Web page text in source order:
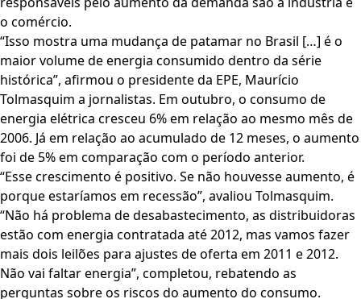
o comércio.
“Isso mostra uma mudança de patamar no Brasil […] é o
maior volume de energia consumido dentro da série
histórica”, afirmou o presidente da EPE, Maurício
Tolmasquim a jornalistas. Em outubro, o consumo de
energia elétrica cresceu 6% em relação ao mesmo mês de
2006. Já em relação ao acumulado de 12 meses, o aumento
foi de 5% em comparação com o período anterior.
“Esse crescimento é positivo. Se não houvesse aumento, é
porque estaríamos em recessão”, avaliou Tolmasquim.
“Não há problema de desabastecimento, as distribuidoras
estão com energia contratada até 2012, mas vamos fazer
mais dois leilões para ajustes de oferta em 2011 e 2012.
Não vai faltar energia”, completou, rebatendo as
perguntas sobre os riscos do aumento do consumo.